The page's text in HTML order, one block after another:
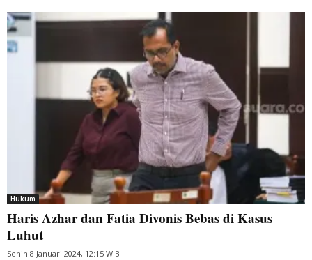
Hukum
Haris Azhar dan Fatia Divonis Bebas di Kasus
Luhut
Senin 8 Januari 2024, 12:15 WIB